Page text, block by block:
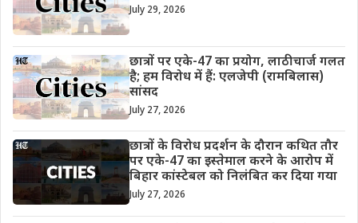
July 29, 2026
छात्रों पर एके-47 का प्रयोग, लाठीचार्ज गलत
है; हम विरोध में हैं: एलजेपी (रामबिलास)
सांसद
July 27, 2026
छात्रों के विरोध प्रदर्शन के दौरान कथित तौर
पर एके-47 का इस्तेमाल करने के आरोप में
बिहार कांस्टेबल को निलंबित कर दिया गया
July 27, 2026